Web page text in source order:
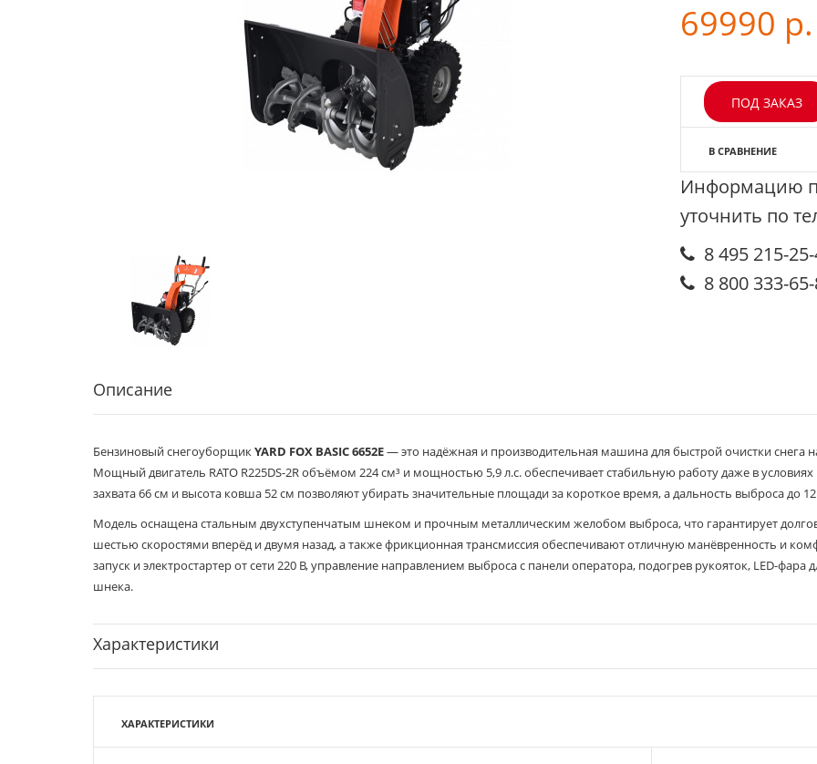
69990 р.
ПОД ЗАКАЗ
В СРАВНЕНИЕ
Информацию
уточнить по
8 495 215-
8 800 333-
Описание
Бензиновый снегоуборщикYARD FOX BASIC 6652E— это надёжная и производительная машина для быстрой очистки снега
Мощный двигатель RATO R225DS-2R объёмом 224 см³ и мощностью 5,9 л.с. обеспечивает стабильную работу даже в
захвата 66 см и высота ковша 52 см позволяют убирать значительные площади за короткое время, а дальность выброса до
Модель оснащена стальным двухступенчатым шнеком и прочным металлическим желобом выброса, что гарантирует
шестью скоростями вперёд и двумя назад, а также фрикционная трансмиссия обеспечивают отличную манёвренность и
запуск и электростартер от сети 220 В, управление направлением выброса с панели оператора, подогрев рукояток, LED-
шнека.
Характеристики
ХАРАКТЕРИСТИКИ